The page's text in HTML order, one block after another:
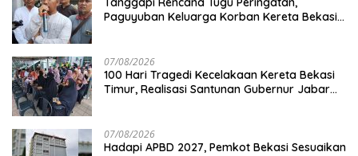
Paguyuban Keluarga Korban Kereta Bekasi
07/08/2026
100 Hari Tragedi Kecelakaan Kereta Bekasi
Timur, Realisasi Santunan Gubernur Jabar
07/08/2026
Hadapi APBD 2027, Pemkot Bekasi Sesuaikan